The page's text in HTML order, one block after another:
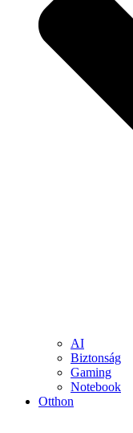
AI
Biztonság
Gaming
Notebook
Otthon